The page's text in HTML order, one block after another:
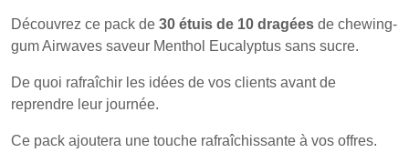
Découvrez ce pack de 30 étuis de 10 dragées de chewing-
gum Airwaves saveur Menthol Eucalyptus sans sucre.
De quoi rafraîchir les idées de vos clients avant de
reprendre leur journée.
Ce pack ajoutera une touche rafraîchissante à vos offres.